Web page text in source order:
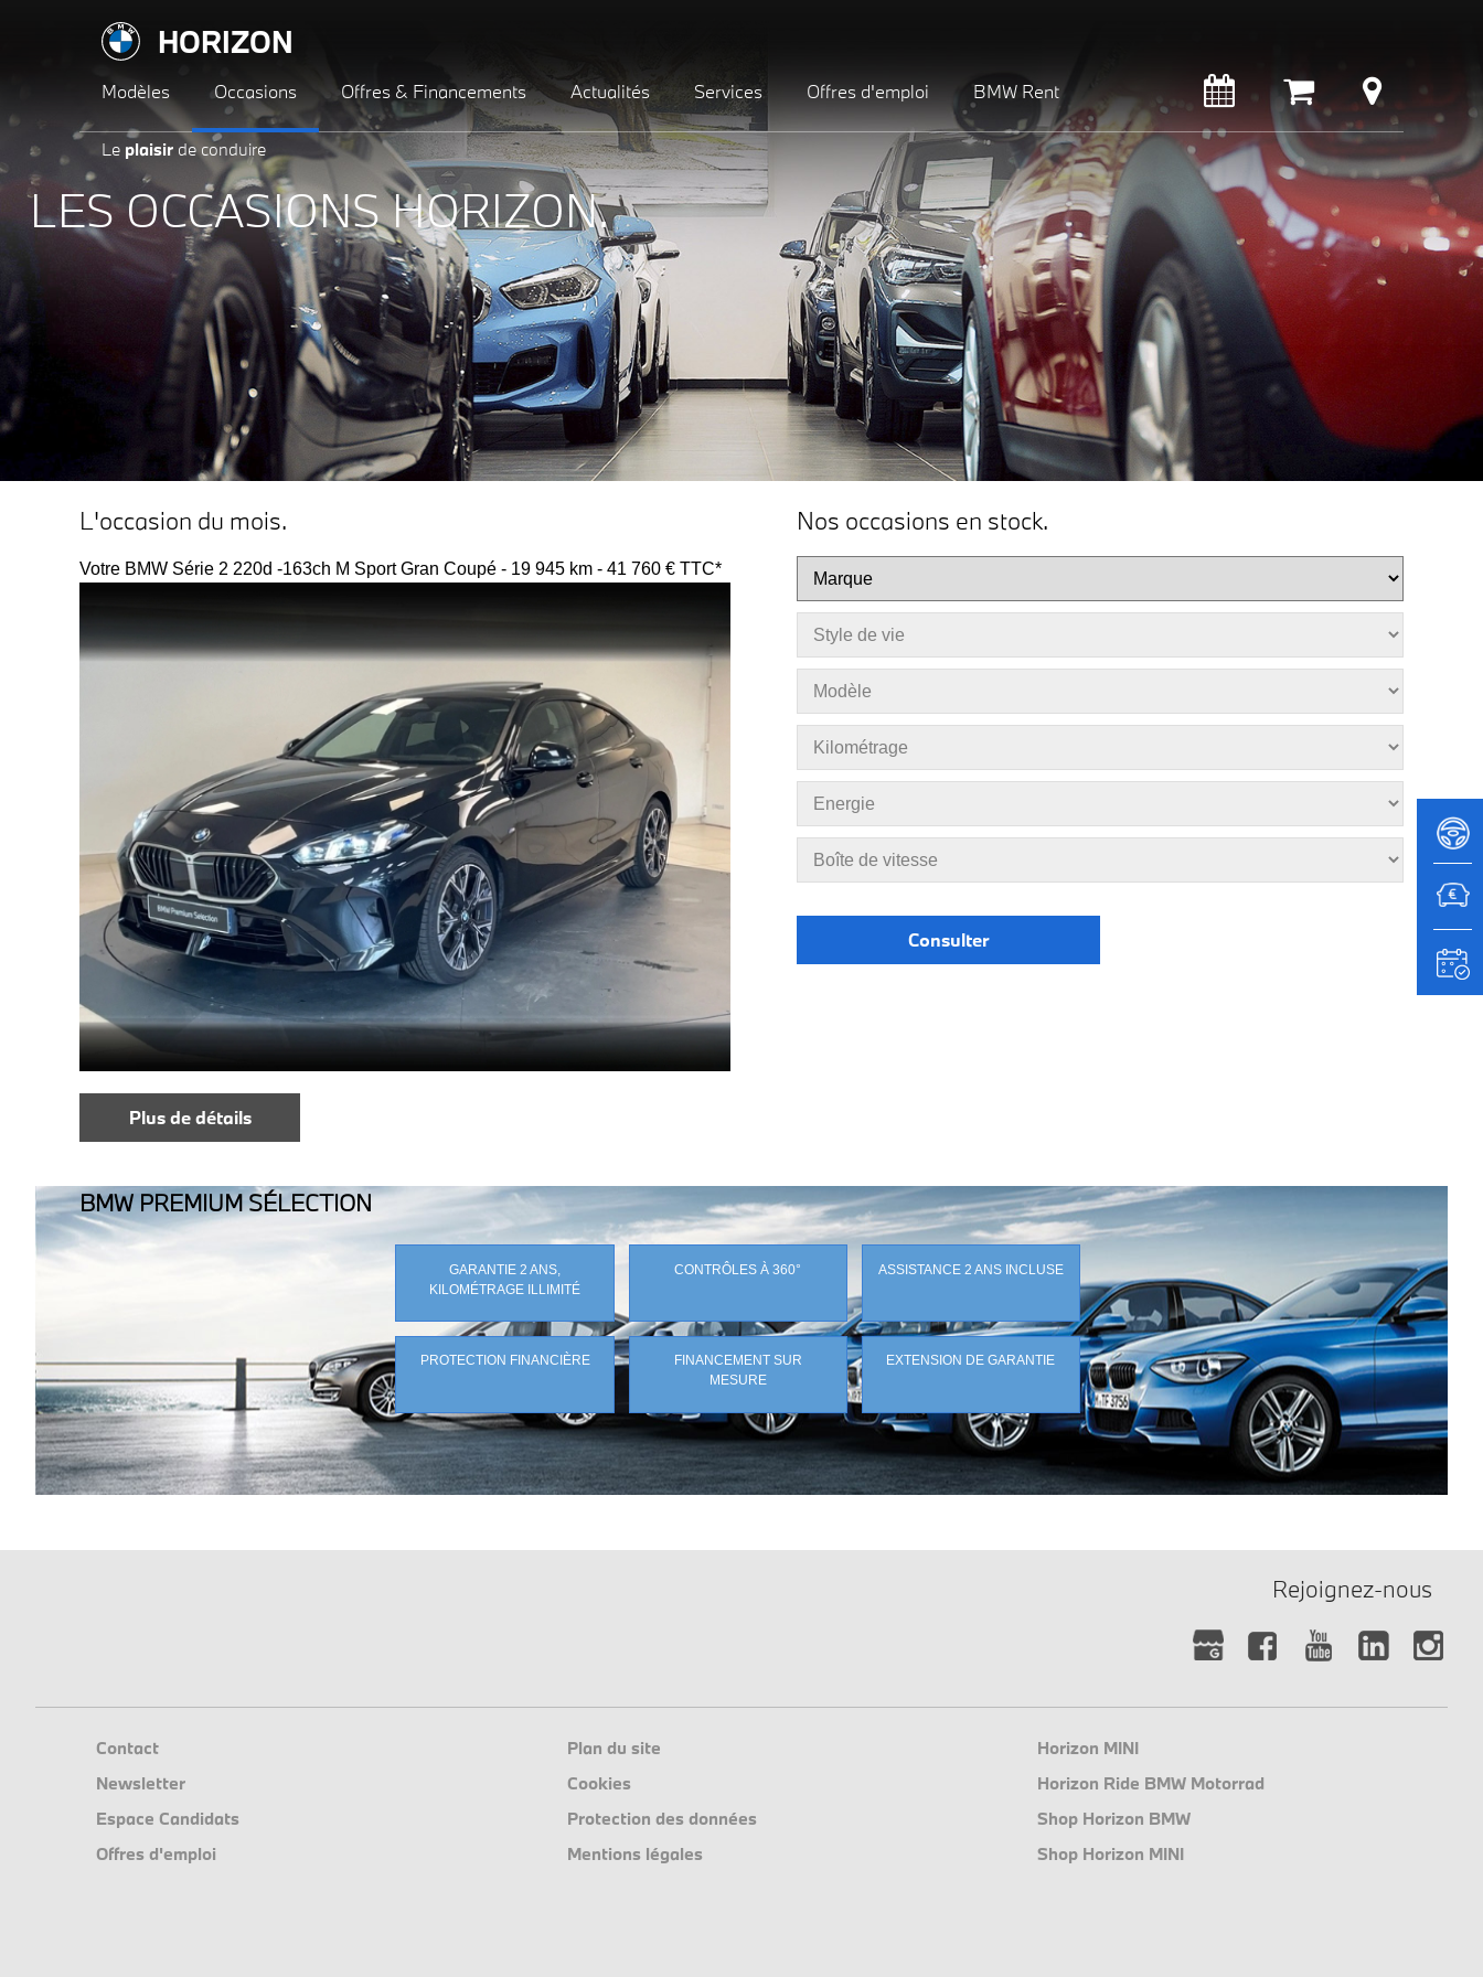
HORIZON
Modèles Occasions Offres & Financements Actualités Services Offres d'emploi BMW Rent
Le plaisir de conduire
LES OCCASIONS HORIZON.
L'occasion du mois.
Votre BMW Série 2 220d -163ch M Sport Gran Coupé - 19 945 km - 41 760 € TTC*
Plus de détails
Nos occasions en stock.
BMW PREMIUM SÉLECTION
GARANTIE 2 ANS,
KILOMÉTRAGE ILLIMITÉ
CONTRÔLES À 360° ASSISTANCE 2 ANS INCLUSE
PROTECTION FINANCIÈRE
FINANCEMENT SUR
MESURE
EXTENSION DE GARANTIE
Rejoignez-nous
Contact
Newsletter
Espace Candidats
Offres d'emploi
Plan du site
Cookies
Protection des données
Mentions légales
Horizon MINI
Horizon Ride BMW Motorrad
Shop Horizon BMW
Shop Horizon MINI